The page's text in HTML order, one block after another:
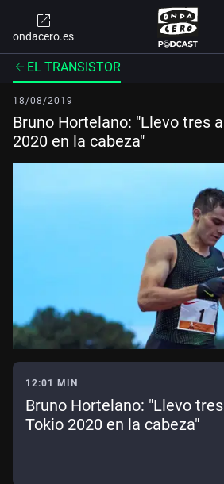
ondacero.es
EL TRANSISTOR
18/08/2019
Bruno Hortelano: "Llevo tres
2020 en la cabeza"
12:01 MIN
Bruno Hortelano: "Llevo
Tokio 2020 en la cabeza"